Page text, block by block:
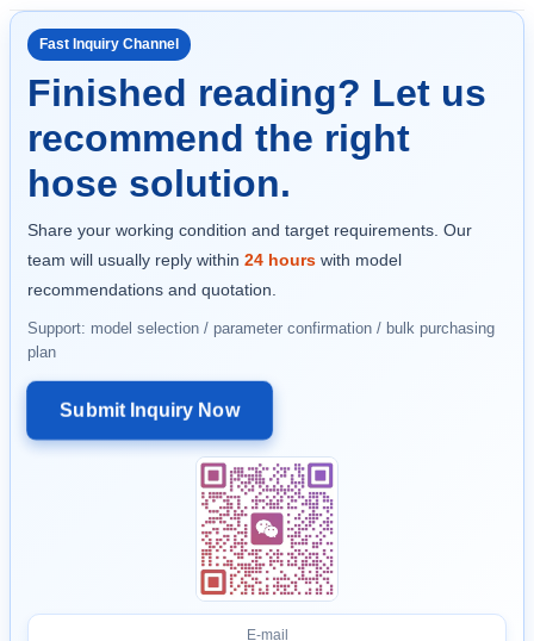
Fast Inquiry Channel
Finished reading? Let us
recommend the right
hose solution.
Share your working condition and target requirements. Our
team will usually reply within 24 hours with model
recommendations and quotation.
Support: model selection / parameter confirmation / bulk purchasing
plan
Submit Inquiry Now
E-mail